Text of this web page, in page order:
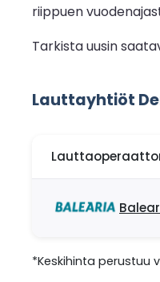
riippuen
Tarkista uusin
Lauttayhtiöt
*Keskihinta perustuu